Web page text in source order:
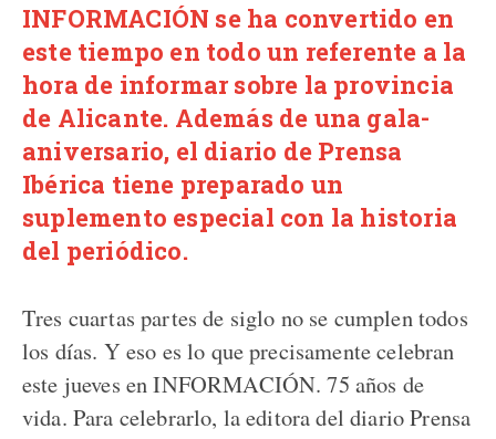
INFORMACIÓN se ha convertido en
este tiempo en todo un referente a la
hora de informar sobre la provincia
de Alicante. Además de una gala-
aniversario, el diario de Prensa
Ibérica tiene preparado un
suplemento especial con la historia
del periódico.
Tres cuartas partes de siglo no se cumplen todos
los días. Y eso es lo que precisamente celebran
este jueves en INFORMACIÓN. 75 años de
vida. Para celebrarlo, la editora del diario Prensa